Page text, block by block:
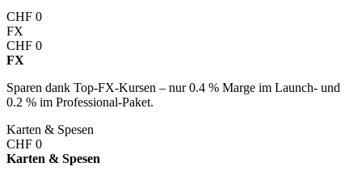
CHF 0
FX
CHF 0
FX
Sparen dank Top-FX-Kursen – nur 0.4 % Marge im Launch- und
0.2 % im Professional-Paket.
Karten & Spesen
CHF 0
Karten & Spesen